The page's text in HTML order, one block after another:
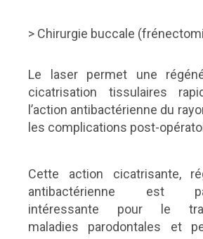
> Chirurgie buccale
Le laser permet une
cicatrisation tissulaires
l’action antibactérienne du
les complications post-
Cette action cicatrisante,
antibactérienne est
intéressante pour le
maladies parodontales et